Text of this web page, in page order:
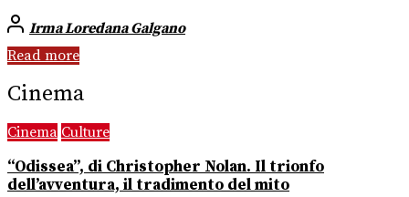
Irma Loredana Galgano
Read more
Cinema
Cinema Culture
“Odissea”, di Christopher Nolan. Il trionfo
dell’avventura, il tradimento del mito